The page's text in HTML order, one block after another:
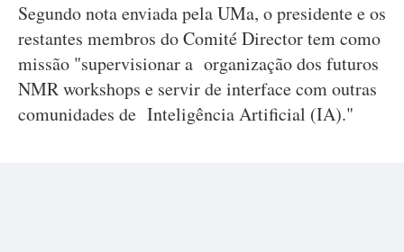
Segundo nota enviada pela UMa, o presidente e os
restantes membros do Comité Director tem como
missão "supervisionar a organização dos futuros
NMR workshops e servir de interface com outras
comunidades de Inteligência Artificial (IA)."